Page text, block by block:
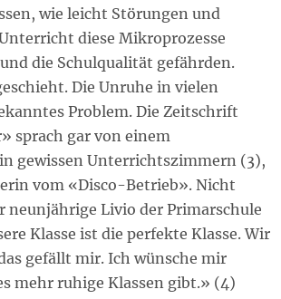
wie leicht Störungen und
diese Mikroprozesse
die Schulqualität gefährden.
Die Unruhe in vielen
Problem. Die Zeitschrift
sprach gar von einem
gewissen Unterrichtszimmern (3),
vom «Disco-Betrieb». Nicht
neunjährige Livio der Primarschule
Klasse ist die perfekte Klasse. Wir
gefällt mir. Ich wünsche mir
mehr ruhige Klassen gibt.» (4)